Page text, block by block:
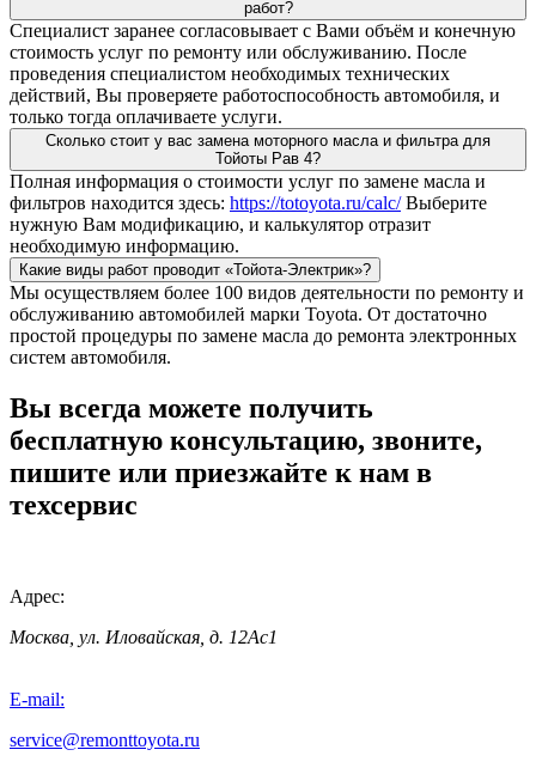
работ?
Специалист заранее согласовывает с Вами объём и конечную
стоимость услуг по ремонту или обслуживанию. После
проведения специалистом необходимых технических
действий, Вы проверяете работоспособность автомобиля, и
только тогда оплачиваете услуги.
Сколько стоит у вас замена моторного масла и фильтра для
Тойоты Рав 4?
Полная информация о стоимости услуг по замене масла и
фильтров находится здесь: https://totoyota.ru/calc/Выберите
нужную Вам модификацию, и калькулятор отразит
необходимую информацию.
Какие виды работ проводит «Тойота-Электрик»?
Мы осуществляем более 100 видов деятельности по ремонту и
обслуживанию автомобилей марки Toyota. От достаточно
простой процедуры по замене масла до ремонта электронных
систем автомобиля.
Вы всегда можете получить
бесплатную консультацию, звоните,
пишите или приезжайте к нам в
техсервис
Адрес:
Москва, ул. Иловайская, д. 12Ас1
E-mail:
service@remonttoyota.ru